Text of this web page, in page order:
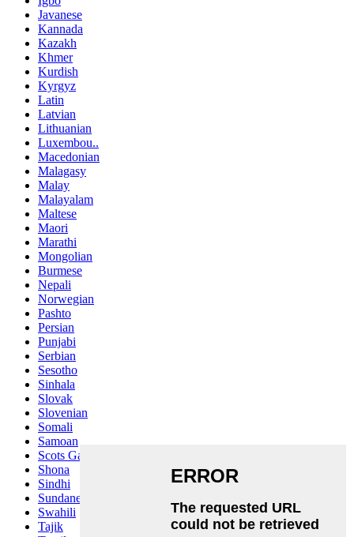
Javanese
Kannada
Kazakh
Khmer
Kurdish
Kyrgyz
Latin
Latvian
Lithuanian
Luxembou..
Macedonian
Malagasy
Malay
Malayalam
Maltese
Maori
Marathi
Mongolian
Burmese
Nepali
Norwegian
Pashto
Persian
Punjabi
Serbian
Sesotho
Sinhala
Slovak
Slovenian
Somali
Samoan
Scots Gaelic
Shona
Sindhi
Sundanese
Swahili
Tajik